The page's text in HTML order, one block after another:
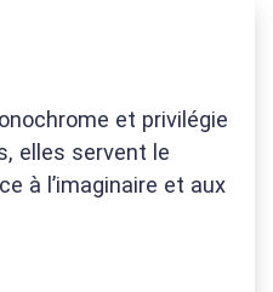
et privilégie
elles servent le
à l’imaginaire et aux